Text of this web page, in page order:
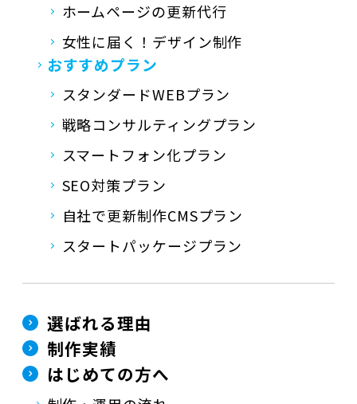
ホームページの更新代行
女性に届く！デザイン制作
おすすめプラン
スタンダードWEBプラン
戦略コンサルティングプラン
スマートフォン化プラン
SEO対策プラン
自社で更新制作CMSプラン
スタートパッケージプラン
選ばれる理由
制作実績
はじめての方へ